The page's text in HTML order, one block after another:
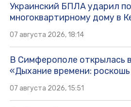
Украинский БПЛА ударил по
многоквартирному дому в
07 августа 2026, 18:14
В Симферополе открылась
«Дыхание времени:
07 августа 2026, 15:51